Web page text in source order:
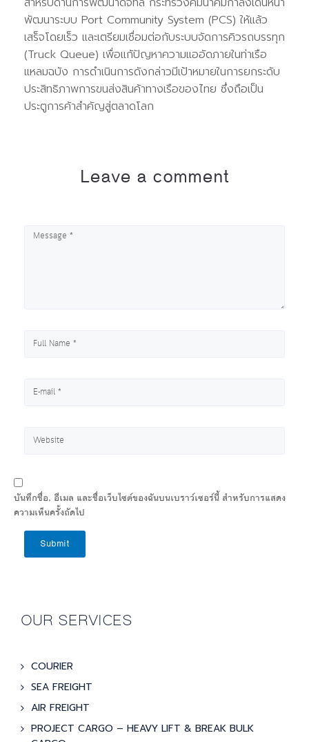
พัฒนาระบบ Port Community System (PCS) ให้แล้ว
เสร็จโดยเร็ว และเตรียมเชื่อมต่อกับระบบจัดการคิวรถบรรทุก
(Truck Queue) เพื่อแก้ปัญหาความแออัดภายในท่าเรือ
แหลมฉบัง การดำเนินการดังกล่าวมีเป้าหมายในการยกระดับ
ประสิทธิภาพการขนส่งสินค้าทางเรือของไทย ซึ่งถือเป็น
ประตูการค้าสำคัญสู่ตลาดโลก
Leave a comment
บันทึกชื่อ, อีเมล และชื่อเว็บไซต์ของฉันบนเบราว์เซอร์นี้ สำหรับการแสดง
ความเห็นครั้งถัดไป
Submit
OUR SERVICES
COURIER
SEA FREIGHT
AIR FREIGHT
PROJECT CARGO – HEAVY LIFT & BREAK BULK